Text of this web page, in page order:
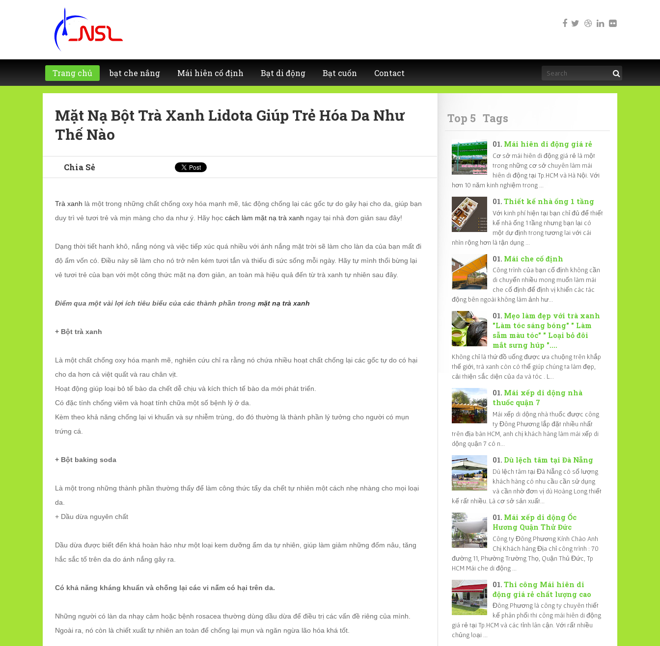
Trang chủ bạt che nắng Mái hiên cố định Bạt di động Bạt cuốn Contact
Mặt Nạ Bột Trà Xanh Lidota Giúp Trẻ Hóa Da Như
Thế Nào
Chia Sẻ
Trà xanh là một trong những chất chống oxy hóa mạnh mẽ, tác động chống lại các gốc tự do gây hại cho da, giúp bạn
duy trì vẻ tươi trẻ và mịn màng cho da như ý. Hãy học cách làm mặt nạ trà xanh ngay tại nhà đơn giản sau đây!
Dạng thời tiết hanh khô, nắng nóng và việc tiếp xúc quá nhiều với ánh nắng mặt trời sẽ làm cho làn da của bạn mất đi
độ ẩm vốn có. Điều này sẽ làm cho nó trở nên kém tươi tắn và thiếu đi sức sống mỗi ngày. Hãy tự mình thổi bừng lại
vẻ tươi trẻ của bạn với một công thức mặt nạ đơn giản, an toàn mà hiệu quả đến từ trà xanh tự nhiên sau đây.
Điểm qua một vài lợi ích tiêu biểu của các thành phần trong mặt nạ trà xanh
+ Bột trà xanh
Là một chất chống oxy hóa mạnh mẽ, nghiên cứu chỉ ra rằng nó chứa nhiều hoạt chất chống lại các gốc tự do có hại
cho da hơn cả việt quất và rau chân vịt.
Hoạt động giúp loại bỏ tế bào da chết dễ chịu và kích thích tế bào da mới phát triển.
Có đặc tính chống viêm và hoạt tính chữa một số bệnh lý ở da.
Kèm theo khả năng chống lại vi khuẩn và sự nhiễm trùng, do đó thường là thành phần lý tưởng cho người có mụn
trứng cá.
+ Bột baking soda
Là một trong những thành phần thường thấy để làm công thức tẩy da chết tự nhiên một cách nhẹ nhàng cho mọi loại
da.
+ Dầu dừa nguyên chất
Dầu dừa được biết đến khá hoàn hảo như một loại kem dưỡng ẩm da tự nhiên, giúp làm giảm những đốm nâu, tăng
hắc sắc tố trên da do ánh nắng gây ra.
Có khả năng kháng khuẩn và chống lại các vi nấm có hại trên da.
Những người có làn da nhạy cảm hoặc bệnh rosacea thường dùng dầu dừa để điều trị các vấn đề riêng của mình.
Ngoài ra, nó còn là chiết xuất tự nhiên an toàn để chống lại mụn và ngăn ngừa lão hóa khá tốt.
Top 5 Tags
Mái hiên di động giá rẻ
Cơ sở mái hiên di động giá rẻ là một
trong những cơ sở chuyên làm mái
hiên di động tại Tp.HCM và Hà Nội. Với
hơn 10 năm kinh nghiệm trong ...
Thiết kế nhà ống 1 tầng
Với kinh phí hiện tại bạn chỉ đủ để thiết
kế nhà ống 1 tầng nhưng bạn lại có
một dự định trong tương lai với cái
nhìn rộng hơn là tận dụng ...
Mái che cố định
Công trình của bạn cố định không cần
di chuyển nhiều mong muốn làm mái
che cố định để định vị khiến các tác
động bên ngoài không làm ảnh hư...
Mẹo làm đẹp với trà xanh
"Làm tóc sáng bóng" " Làm
sẫm màu tóc" " Loại bỏ đôi
mắt sưng húp "....
Không chỉ là thứ đồ uống được ưa chuộng trên khắp
thế giới, trà xanh còn có thể giúp chúng ta làm đẹp,
cải thiện sắc diện của da và tóc . L...
Mái xếp di dộng nhà
thuốc quận 7
Mái xếp di dộng nhà thuốc được công
ty Đông Phương lắp đặt nhiều nhất
trên địa bàn HCM, anh chị khách hàng làm mái xếp di
dộng quận 7 có n...
Dù lệch tâm tại Đà Nẵng
Dù lệch tâm tại Đà Nẵng có số lượng
khách hàng có nhu cầu cần sử dụng
và cần nhờ đơn vị dù Hoàng Long thiết
kế rất nhiều. Là cơ sở sản xuất...
Mái xếp di dộng Ốc
Hương Quận Thử Đức
Công ty Đông Phương Kính Chào Anh
Chị Khách hàng Địa chỉ công trình : 70
đường 11, Phường Trường Thọ, Quận Thủ Đức, Tp
HCM Mái che di động ...
Thi công Mái hiên di
động giá rẻ chất lượng cao
Đông Phương là công ty chuyên thiết
kế phân phối thi công mái hiên di động
giá rẻ tại Tp.HCM và các tỉnh lân cận. Với rất nhiều
chủng loại ...